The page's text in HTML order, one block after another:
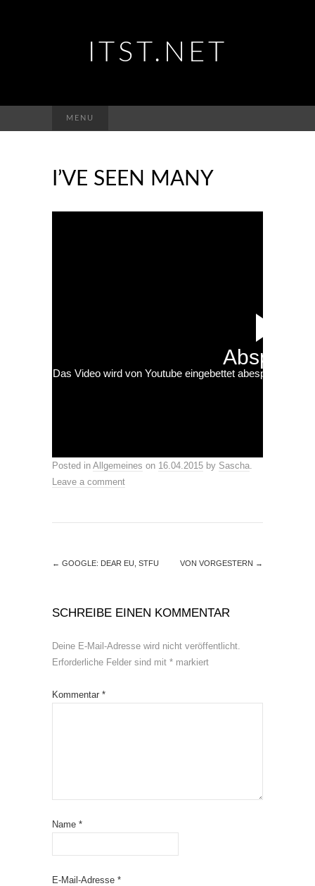
ITST.NET
MENU
nach:
I’VE SEEN MANY
Das Video wird von Youtube eingebettet abespielt. Es
Posted in Allgemeines on 16.04.2015 by Sascha.
Leave a comment
← GOOGLE: DEAR EU, STFU VON VORGESTERN →
SCHREIBE EINEN KOMMENTAR
Deine E-Mail-Adresse wird nicht veröffentlicht.
Erforderliche Felder sind mit * markiert
Kommentar *
Name *
E-Mail-Adresse *